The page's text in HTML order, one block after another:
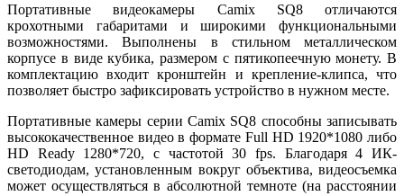
Портативные видеокамеры Camix SQ8 отличаются
крохотными габаритами и широкими функциональными
возможностями. Выполнены в стильном металлическом
корпусе в виде кубика, размером с пятикопеечную монету. В
комплектацию входит кронштейн и крепление-клипса, что
позволяет быстро зафиксировать устройство в нужном месте.
Портативные камеры серии Camix SQ8 способны записывать
высококачественное видео в формате Full HD 1920*1080 либо
HD Ready 1280*720, с частотой 30 fps. Благодаря 4 ИК-
светодиодам, установленным вокруг объектива, видеосъемка
может осуществляться в абсолютной темноте (на расстоянии